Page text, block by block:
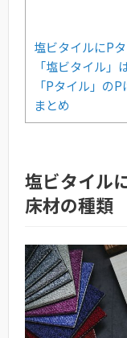
塩ビタイルにP
「塩ビタイル
「Pタイル」の
まとめ
塩ビタイル
床材の種類